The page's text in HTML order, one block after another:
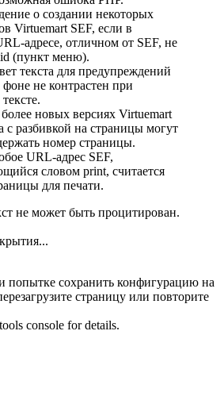
о создании некоторых
Virtuemart SEF, если в
адресе, отличном от SEF, не
(пункт меню).
текста для предупреждений
не контрастен при
новых версиях Virtuemart
с разбивкой на страницы могут
номер страницы.
URL-адрес SEF,
словом print, считается
для печати.
не может быть процитирован.
сохранить конфигурацию на
страницу или повторите
console for details.